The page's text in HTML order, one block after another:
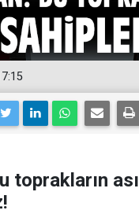
toprakların asıl